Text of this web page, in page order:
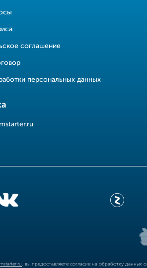
соглашение
персональных данных
, вы предоставляете согласие на обработку